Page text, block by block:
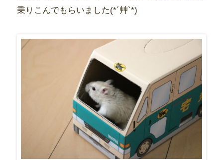
乗りこんでもらいました(*´艸`*)